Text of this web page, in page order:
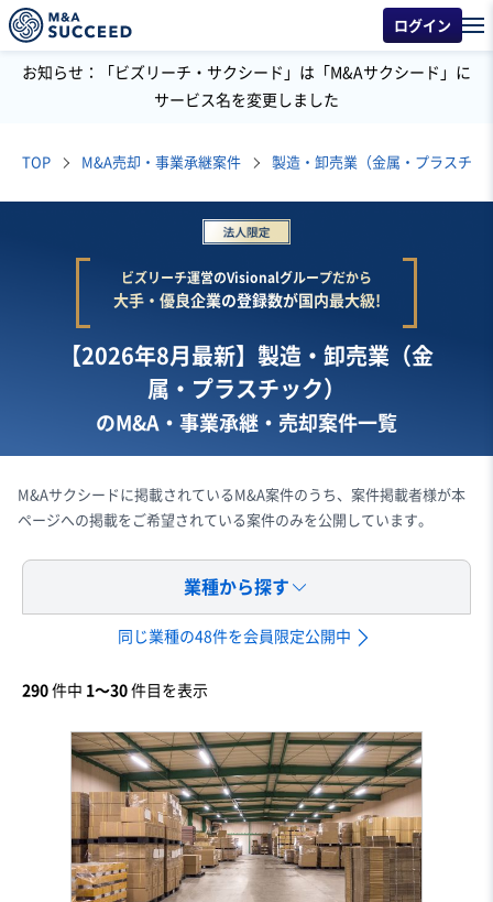
ログイン
お知らせ：「ビズリーチ・サクシード」は「M&Aサクシード」に
サービス名を変更しました
TOP M&A売却・事業承継案件 製造・卸売業（金属・プラスチッ
ビズリーチ運営のVisionalグループだから
大手・優良企業の登録数が国内最大級!
【2026年8月最新】製造・卸売業（金
属・プラスチック）
のM&A・事業承継・売却案件一覧
M&Aサクシードに掲載されているM&A案件のうち、案件掲載者様が本
ページへの掲載をご希望されている案件のみを公開しています。
業種から探す
同じ業種の48件を会員限定公開中
290 件中 1〜30 件目を表示